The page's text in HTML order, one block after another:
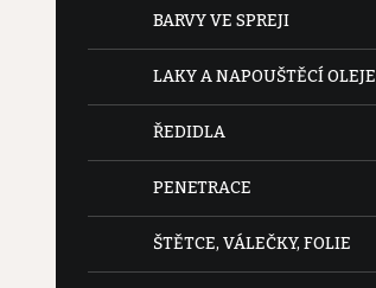
BARVY VE SPREJI
LAKY A NAPOUŠTĚCÍ OLEJE
ŘEDIDLA
PENETRACE
ŠTĚTCE, VÁLEČKY, FOLIE